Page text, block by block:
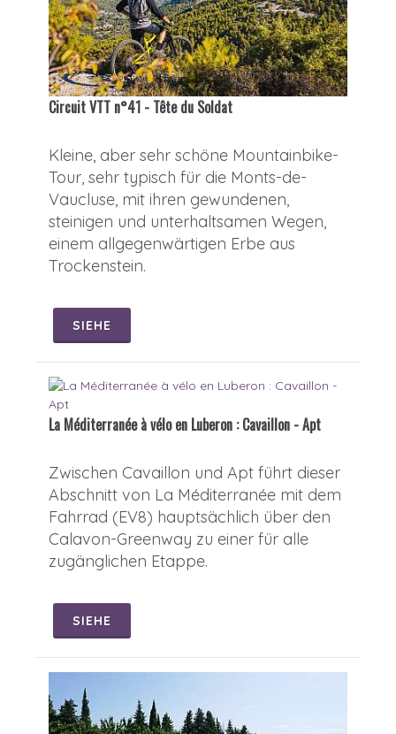
Circuit VTT n°41 - Tête du Soldat
Kleine, aber sehr schöne Mountainbike-
Tour, sehr typisch für die Monts-de-
Vaucluse, mit ihren gewundenen,
steinigen und unterhaltsamen Wegen,
einem allgegenwärtigen Erbe aus
Trockenstein.
SIEHE
La Méditerranée à vélo en Luberon : Cavaillon - Apt
Zwischen Cavaillon und Apt führt dieser
Abschnitt von La Méditerranée mit dem
Fahrrad (EV8) hauptsächlich über den
Calavon-Greenway zu einer für alle
zugänglichen Etappe.
SIEHE